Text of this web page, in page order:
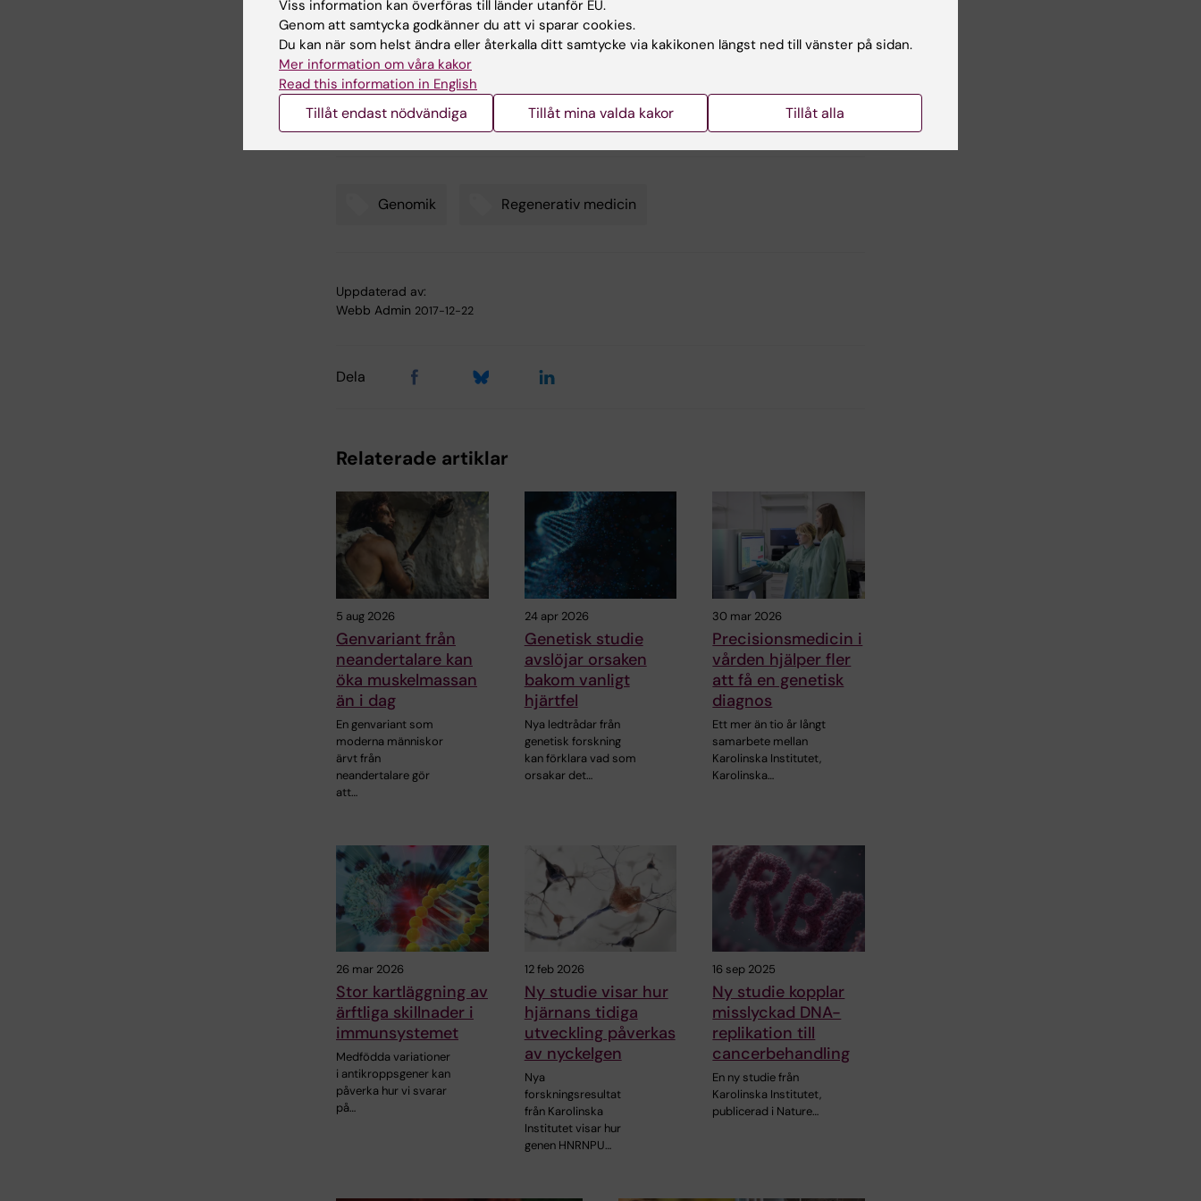
features of tetrapod regeneration”
Ahmed Elewa, Heng Wang, Carlos Talavera-López, Alberto Joven,
Gonçalo Brito, Anoop Kumar, L Shahul Hameed, May Penrad-
Mobayed, Zeyu Yao, Neda Zamani, Yamen Abbas, Ilgar Abdullayev,
Rickard Sandberg, Manfred Grabherr, Björn Andersson, András Simon
Nature Communications, online 22 december 2017, doi:
10.1038/s41467-017-01964-9
Genomik Regenerativ medicin
Uppdaterad av:
Webb Admin 2017-12-22
Dela
Relaterade artiklar
5 aug 2026
Genvariant från
neandertalare kan
öka muskelmassan
än i dag
En genvariant som
moderna människor
ärvt från
neandertalare gör
att…
24 apr 2026
Genetisk studie
avslöjar orsaken
bakom vanligt
hjärtfel
Nya ledtrådar från
genetisk forskning
kan förklara vad som
orsakar det…
30 mar 2026
Precisionsmedicin i
vården hjälper fler
att få en genetisk
diagnos
Ett mer än tio år långt
samarbete mellan
Karolinska Institutet,
Karolinska…
26 mar 2026
Stor kartläggning av
ärftliga skillnader i
immunsystemet
Medfödda variationer
i antikroppsgener kan
påverka hur vi svarar
på…
12 feb 2026
Ny studie visar hur
hjärnans tidiga
utveckling påverkas
av nyckelgen
Nya
forskningsresultat
från Karolinska
Institutet visar hur
genen HNRNPU…
16 sep 2025
Ny studie kopplar
misslyckad DNA-
replikation till
cancerbehandling
En ny studie från
Karolinska Institutet,
publicerad i Nature…
Viss information kan överföras till länder utanför EU.
Genom att samtycka godkänner du att vi sparar cookies.
Du kan när som helst ändra eller återkalla ditt samtycke via kakikonen längst ned till vänster på sidan.
Mer information om våra kakor
Read this information in English
Tillåt endast nödvändiga Tillåt mina valda kakor Tillåt alla